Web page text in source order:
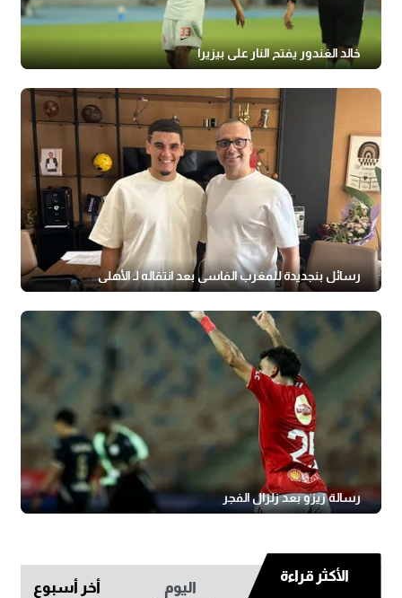
خالد الغندور يفتح النار على بيزيرا
رسائل بنجديدة للمغرب الفاسي بعد انتقاله لـ الأهلي
رسالة زيزو بعد زلزال الفجر
الأكثر قراءة
اليوم أخر أسبوع